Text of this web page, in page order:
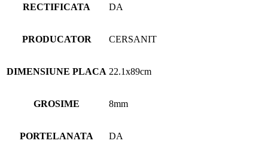
RECTIFICATA DA
PRODUCATOR CERSANIT
DIMENSIUNE PLACA 22.1x89cm
GROSIME 8mm
PORTELANATA DA